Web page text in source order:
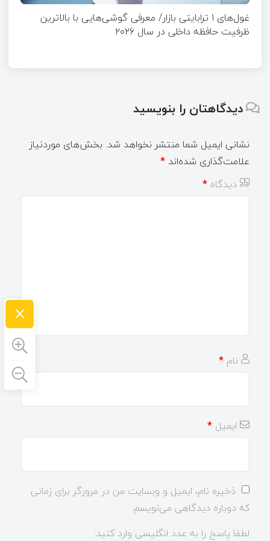
غول‌های ۱ ترابایتی بازار/ معرفی گوشی‌هایی با بالاترین
ظرفیت حافظه داخلی در سال ۲۰۲۶
دیدگاهتان را بنویسید
نشانی ایمیل شما منتشر نخواهد شد. بخش‌های موردنیاز
علامت‌گذاری شده‌اند *
دیدگاه *
نام *
ایمیل *
ذخیره نام، ایمیل و وبسایت من در مرورگر برای زمانی
که دوباره دیدگاهی می‌نویسم.
لطفا پاسخ را به عدد انگلیسی وارد کنید:
×